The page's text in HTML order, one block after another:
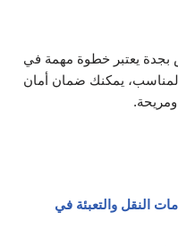
بجدة يعتبر خطوة مهمة في
يمكنك ضمان أمان
النقل والتعبئة في